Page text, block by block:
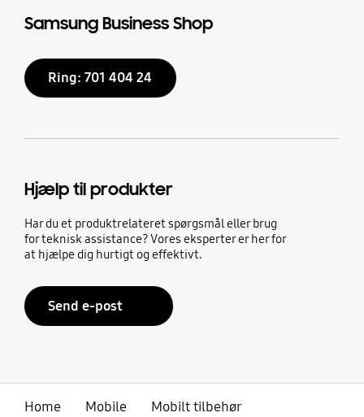
Samsung Business Shop
Ring: 701 404 24
Hjælp til produkter
Har du et produktrelateret spørgsmål eller brug
for teknisk assistance? Vores eksperter er her for
at hjælpe dig hurtigt og effektivt.
Send e-post
Home Mobile
Mobilt tilbehør